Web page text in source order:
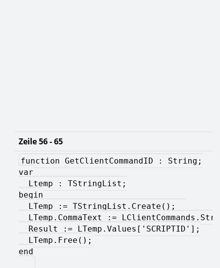
Zeile 56 - 65
function GetClientCommandID : String;
var
Ltemp : TStringList;
begin
LTemp := TStringList.Create();
LTemp.CommaText :=
Result := LTemp.Values['SCRIPTID'];
LTemp.Free();
end